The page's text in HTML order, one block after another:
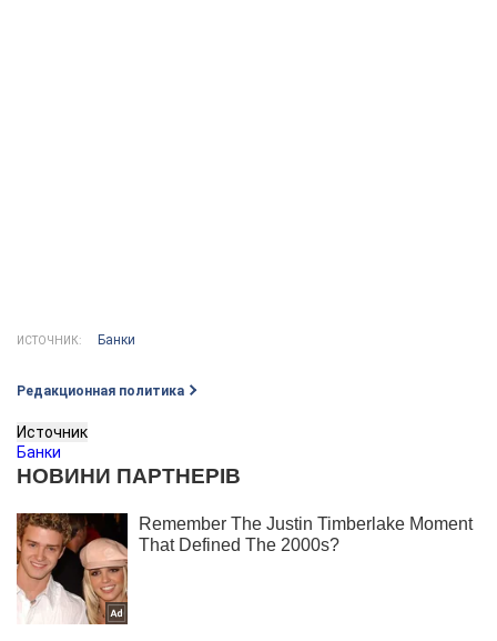
ИСТОЧНИК: Банки
Редакционная политика
Источник
Банки